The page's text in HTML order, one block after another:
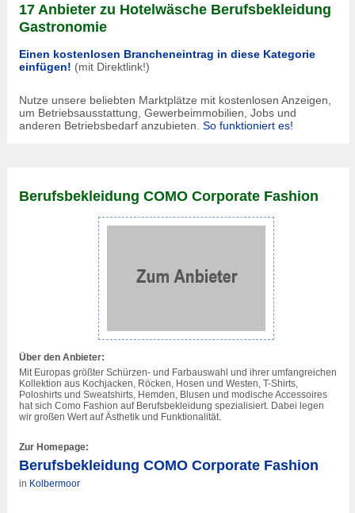
17 Anbieter zu Hotelwäsche Berufsbekleidung
Gastronomie
Einen kostenlosen Brancheneintrag in diese Kategorie
einfügen! (mit Direktlink!)
Nutze unsere beliebten Marktplätze mit kostenlosen Anzeigen,
um Betriebsausstattung, Gewerbeimmobilien, Jobs und
anderen Betriebsbedarf anzubieten. So funktioniert es!
Berufsbekleidung COMO Corporate Fashion
Über den Anbieter:
Mit Europas größter Schürzen- und Farbauswahl und ihrer umfangreichen
Kollektion aus Kochjacken, Röcken, Hosen und Westen, T-Shirts,
Poloshirts und Sweatshirts, Hemden, Blusen und modische Accessoires
hat sich Como Fashion auf Berufsbekleidung spezialisiert. Dabei legen
wir großen Wert auf Ästhetik und Funktionalität.
Zur Homepage:
Berufsbekleidung COMO Corporate Fashion
in Kolbermoor